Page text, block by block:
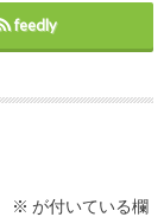
feedly
※ が付いている欄